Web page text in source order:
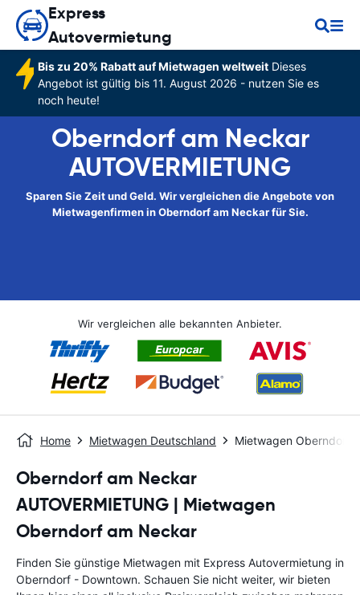
Express
Autovermietung
Bis zu 20% Rabatt auf Mietwagen weltweitDieses
Angebot ist gültig bis 11. August 2026 - nutzen Sie es
noch heute!
Oberndorf am Neckar
AUTOVERMIETUNG
Sparen Sie Zeit und Geld. Wir vergleichen die Angebote von
Mietwagenfirmen in Oberndorf am Neckar für Sie.
Wir vergleichen alle bekannten Anbieter.
Home Mietwagen Deutschland Mietwagen Oberndorf
Oberndorf am Neckar
AUTOVERMIETUNG | Mietwagen
Oberndorf am Neckar
Finden Sie günstige Mietwagen mit Express Autovermietung in
Oberndorf - Downtown. Schauen Sie nicht weiter, wir bieten